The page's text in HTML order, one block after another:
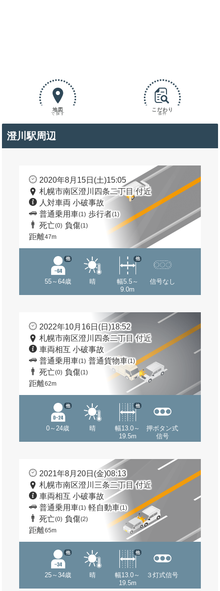
地図
で探す
こだわり
条件
澄川駅周辺
2020年8月15日(土)15:05
札幌市南区澄川四条二丁目 付近
人対車両 小破事故
普通乗用車(1) 歩行者(1)
死亡(0) 負傷(1)
距離47m
55～64歳
他
晴
幅5.5～
9.0m
他
信号なし
2022年10月16日(日)18:52
札幌市南区澄川四条二丁目 付近
車両相互 小破事故
普通乗用車(1) 普通貨物車(1)
死亡(0) 負傷(1)
距離62m
0～24歳
他
晴
幅13.0～
19.5m
他
押ボタン式
信号
2021年8月20日(金)08:13
札幌市南区澄川三条二丁目 付近
車両相互 小破事故
普通乗用車(1) 軽自動車(1)
死亡(0) 負傷(2)
距離65m
25～34歳
他
晴
幅13.0～
19.5m
他
３灯式信号